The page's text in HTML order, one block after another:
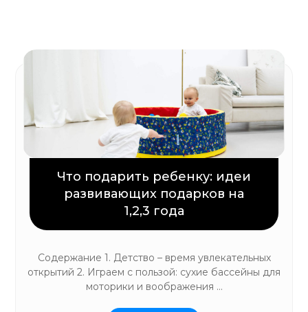
Что подарить ребенку: идеи
развивающих подарков на
1,2,3 года
Содержание 1. Детство – время увлекательных
открытий 2. Играем с пользой: сухие бассейны для
моторики и воображения ...